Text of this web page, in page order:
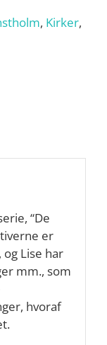
, Kirker,
“De
er
Lise har
mm., som
hvoraf